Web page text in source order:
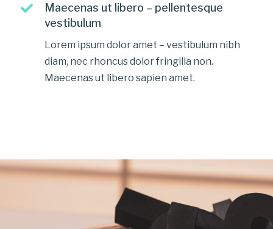
Maecenas ut libero – pellentesque
vestibulum
Lorem ipsum dolor amet – vestibulum nibh
diam, nec rhoncus dolor fringilla non.
Maecenas ut libero sapien amet.